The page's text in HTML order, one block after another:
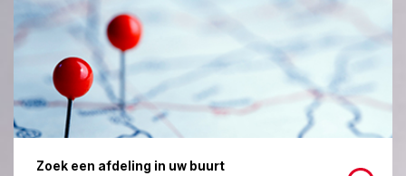
Zoek een afdeling in uw buurt